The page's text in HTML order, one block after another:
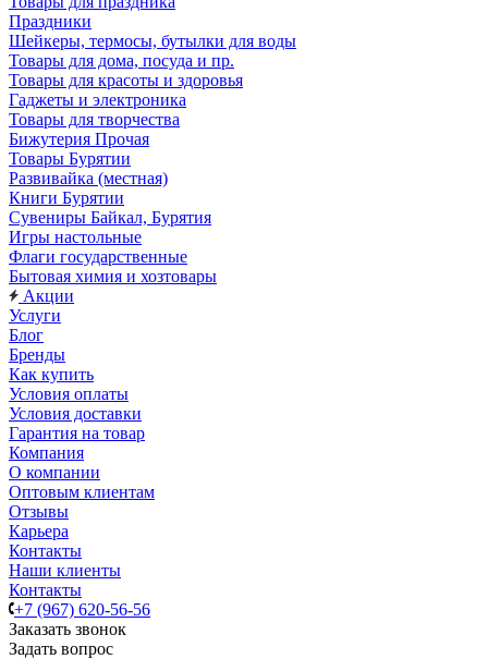
Праздники
Шейкеры, термосы, бутылки для воды
Товары для дома, посуда и пр.
Товары для красоты и здоровья
Гаджеты и электроника
Товары для творчества
Бижутерия Прочая
Товары Бурятии
Развивайка (местная)
Книги Бурятии
Сувениры Байкал, Бурятия
Игры настольные
Флаги государственные
Бытовая химия и хозтовары
Акции
Услуги
Блог
Бренды
Как купить
Условия оплаты
Условия доставки
Гарантия на товар
Компания
О компании
Оптовым клиентам
Отзывы
Карьера
Контакты
Наши клиенты
Контакты
+7 (967) 620-56-56
Заказать звонок
Задать вопрос